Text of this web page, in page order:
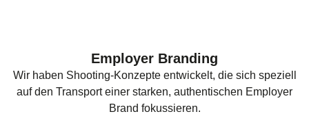
Employer Branding
Wir haben Shooting-Konzepte entwickelt, die sich speziell
auf den Transport einer starken, authentischen Employer
Brand fokussieren.